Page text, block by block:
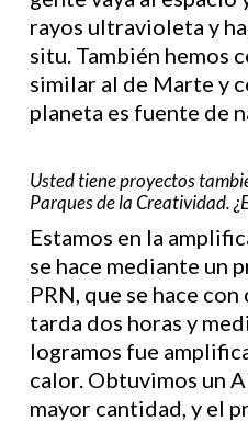
rayos ultravioleta y
situ. También hemos
similar al de Marte y
planeta es fuente de
Usted tiene proyectos
Parques de la Creatividad.
Estamos en la
se hace mediante un
PRN, que se hace
tarda dos horas y
logramos fue
calor. Obtuvimos un
mayor cantidad, y el